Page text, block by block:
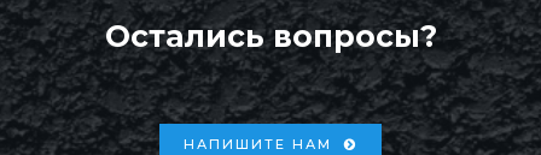
Остались вопросы?
НАПИШИТЕ НАМ